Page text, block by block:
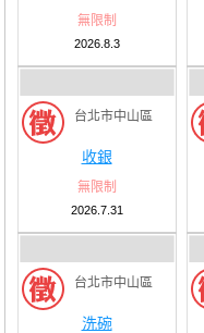
無限制
2026.8.3
台北市中山區
收銀
無限制
2026.7.31
台北市中山區
洗碗